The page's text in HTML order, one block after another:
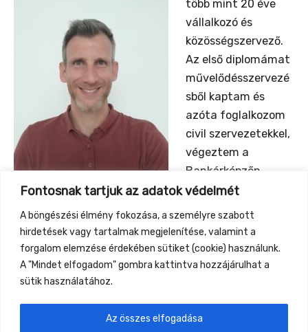
Fontosnak tartjuk az adatok védelmét
A böngészési élmény fokozása, a személyre szabott
hirdetések vagy tartalmak megjelenítése, valamint a
forgalom elemzése érdekében sütiket (cookie) használunk.
A "Mindet elfogadom" gombra kattintva hozzájárulhat a
sütik használatához.
Az összes elfogadása
több mint 20 éve
vállalkozó és
közösségszervező.
Az első diplomámat
művelődésszervezé
sből kaptam és
azóta foglalkozom
civil szervezetekkel,
végeztem a
Bankárképzőn
felsőfokú
bankszakmai képzést és dolgoztam pénzintézet
igazgatóságában. Volt amikor érdekelt a politika,
mára inkább az önfejlesztés és a közösségi
együttműködés foglalkoztat.
Previous Event